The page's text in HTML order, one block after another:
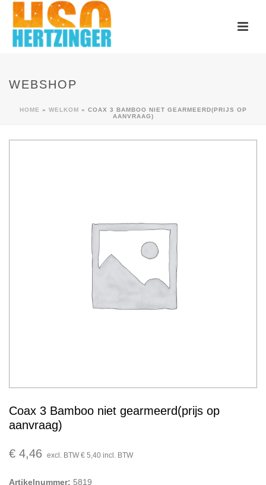
WEBSHOP
HOME » WELKOM » COAX 3 BAMBOO NIET GEARMEERD(PRIJS OP
AANVRAAG)
Coax 3 Bamboo niet gearmeerd(prijs op
aanvraag)
€ 4,46 excl. BTW € 5,40 incl. BTW
Artikelnummer: 5819